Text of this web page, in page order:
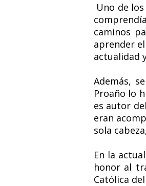
Uno de
caminos
aprender
actualidad
Además,
Proaño lo
es autor
eran
sola
En la
honor al
Católica